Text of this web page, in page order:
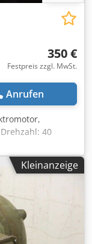
350 €
Festpreis zzgl. MwSt.
Anrufen
40
Welle:
vorhanden -
mm Dkedpfx
Kleinanzeige